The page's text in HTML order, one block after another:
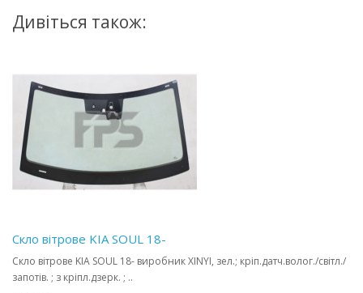
Дивіться також:
Скло вітрове KIA SOUL 18-
Скло вітрове KIA SOUL 18- виробник XINYI, зел.; кріп.датч.волог./світл./
запотів. ; з кріпл.дзерк. ; ..